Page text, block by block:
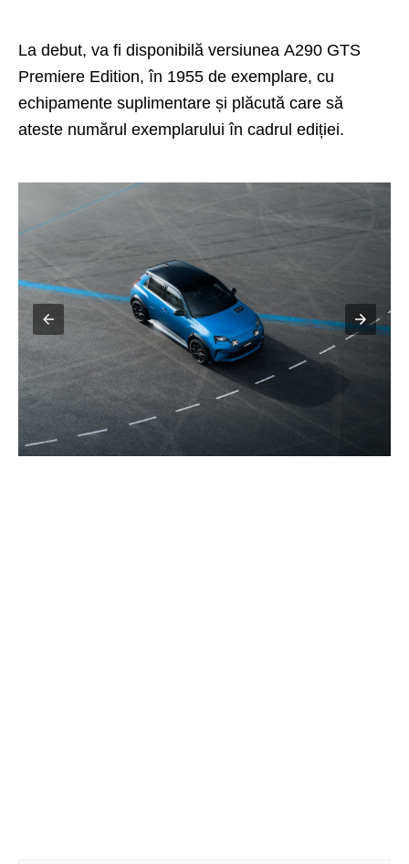
La debut, va fi disponibilă versiunea A290 GTS
Premiere Edition, în 1955 de exemplare, cu
echipamente suplimentare și plăcută care să
ateste numărul exemplarului în cadrul ediției.